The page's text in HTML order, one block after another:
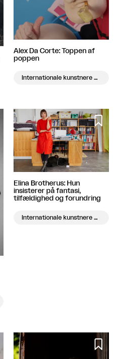
Alex Da Corte: Toppen af
poppen
Internationale kunstnere på besøg

Elina Brotherus: Hun
insisterer på fantasi,
tilfældighed og forundring
Internationale kunstnere på besøg
